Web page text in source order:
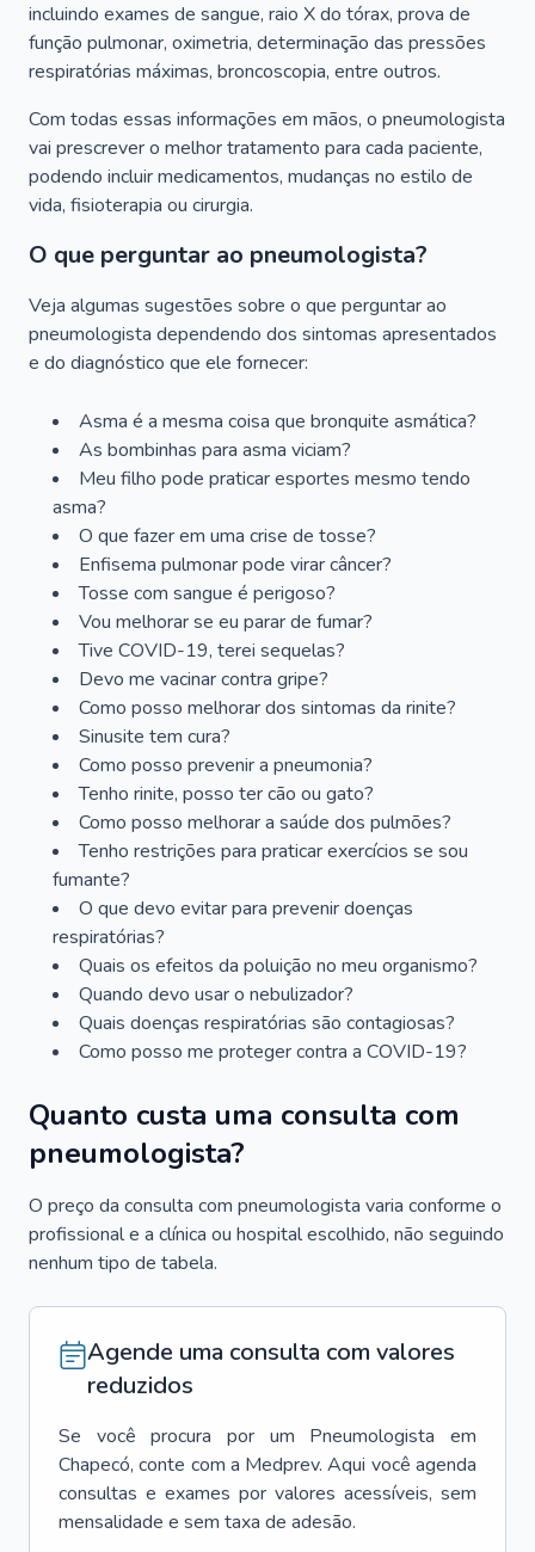
incluindo exames de sangue, raio X do tórax, prova de
função pulmonar, oximetria, determinação das pressões
respiratórias máximas, broncoscopia, entre outros.
Com todas essas informações em mãos, o pneumologista
vai prescrever o melhor tratamento para cada paciente,
podendo incluir medicamentos, mudanças no estilo de
vida, fisioterapia ou cirurgia.
O que perguntar ao pneumologista?
Veja algumas sugestões sobre o que perguntar ao
pneumologista dependendo dos sintomas apresentados
e do diagnóstico que ele fornecer:
Asma é a mesma coisa que bronquite asmática?
As bombinhas para asma viciam?
Meu filho pode praticar esportes mesmo tendo
asma?
O que fazer em uma crise de tosse?
Enfisema pulmonar pode virar câncer?
Tosse com sangue é perigoso?
Vou melhorar se eu parar de fumar?
Tive COVID-19, terei sequelas?
Devo me vacinar contra gripe?
Como posso melhorar dos sintomas da rinite?
Sinusite tem cura?
Como posso prevenir a pneumonia?
Tenho rinite, posso ter cão ou gato?
Como posso melhorar a saúde dos pulmões?
Tenho restrições para praticar exercícios se sou
fumante?
O que devo evitar para prevenir doenças
respiratórias?
Quais os efeitos da poluição no meu organismo?
Quando devo usar o nebulizador?
Quais doenças respiratórias são contagiosas?
Como posso me proteger contra a COVID-19?
Quanto custa uma consulta com
pneumologista?
O preço da consulta com pneumologista varia conforme o
profissional e a clínica ou hospital escolhido, não seguindo
nenhum tipo de tabela.
Agende uma consulta com valores
reduzidos
Se você procura por um Pneumologista
em
Chapecó, conte com a Medprev. Aqui você agenda
consultas e exames por valores acessíveis, sem
mensalidade e sem taxa de adesão.